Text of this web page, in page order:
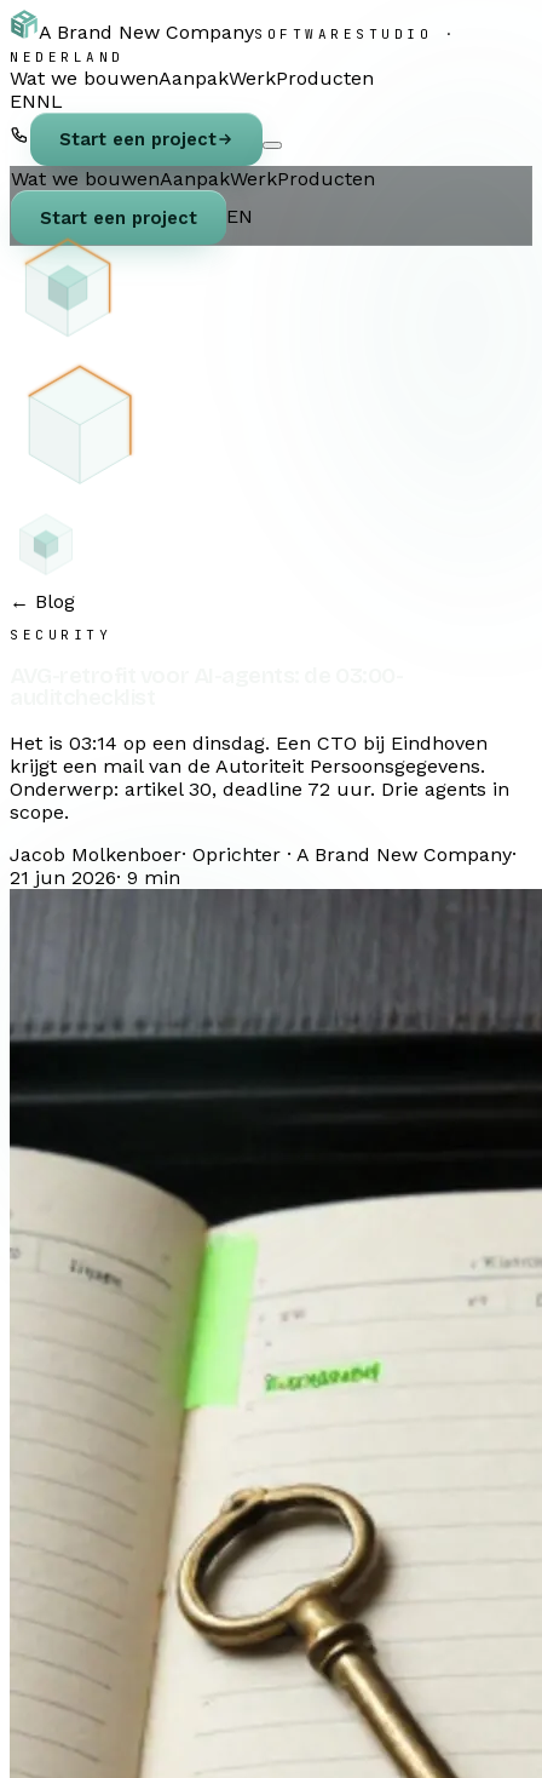
A Brand New CompanySOFTWARESTUDIO ·
NEDERLAND
Wat we bouwenAanpakWerkProducten
ENNL
Start een project
Wat we bouwenAanpakWerkProducten
Start een project EN
← Blog
SECURITY
Het is 03:14 op een dinsdag. Een CTO bij Eindhoven
krijgt een mail van de Autoriteit Persoonsgegevens.
Onderwerp: artikel 30, deadline 72 uur. Drie agents in
scope.
Jacob Molkenboer· Oprichter · A Brand New Company·
21 jun 2026· 9 min